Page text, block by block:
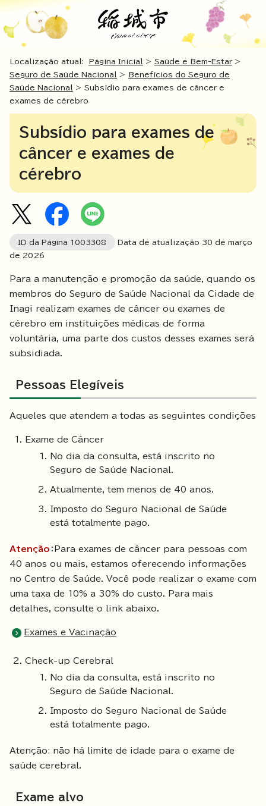
Localização atual: Página Inicial > Saúde e Bem-Estar>
Seguro de Saúde Nacional
>
Benefícios do Seguro de
Saúde Nacional
> Subsídio para exames de câncer e
exames de cérebro
Subsídio para exames de
câncer e exames de
cérebro
ID da Página 1003308 Data de atualização 30 de março
de 2026
Para a manutenção e promoção da saúde, quando os
membros do Seguro de Saúde Nacional da Cidade de
Inagi realizam exames de câncer ou exames de
cérebro em instituições médicas de forma
voluntária, uma parte dos custos desses exames será
subsidiada.
Pessoas Elegíveis
Aqueles que atendem a todas as seguintes condições
Exame de Câncer
No dia da consulta, está inscrito no
Seguro de Saúde Nacional.
Atualmente, tem menos de 40 anos.
Imposto do Seguro Nacional de Saúde
está totalmente pago.
Atenção ：Para exames de câncer para pessoas com
40 anos ou mais, estamos oferecendo informações
no Centro de Saúde. Você pode realizar o exame com
uma taxa de 10% a 30% do custo. Para mais
detalhes, consulte o link abaixo.
Exames e Vacinação
Check-up Cerebral
No dia da consulta, está inscrito no
Seguro de Saúde Nacional.
Imposto do Seguro Nacional de Saúde
está totalmente pago.
Atenção: não há limite de idade para o exame de
saúde cerebral.
Exame alvo